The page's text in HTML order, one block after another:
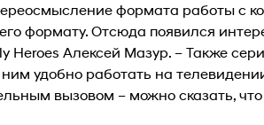
формата работы с
формату. Отсюда появился
Heroes Алексей Мазур. – Также
удобно работать на
вызовом – можно сказать,